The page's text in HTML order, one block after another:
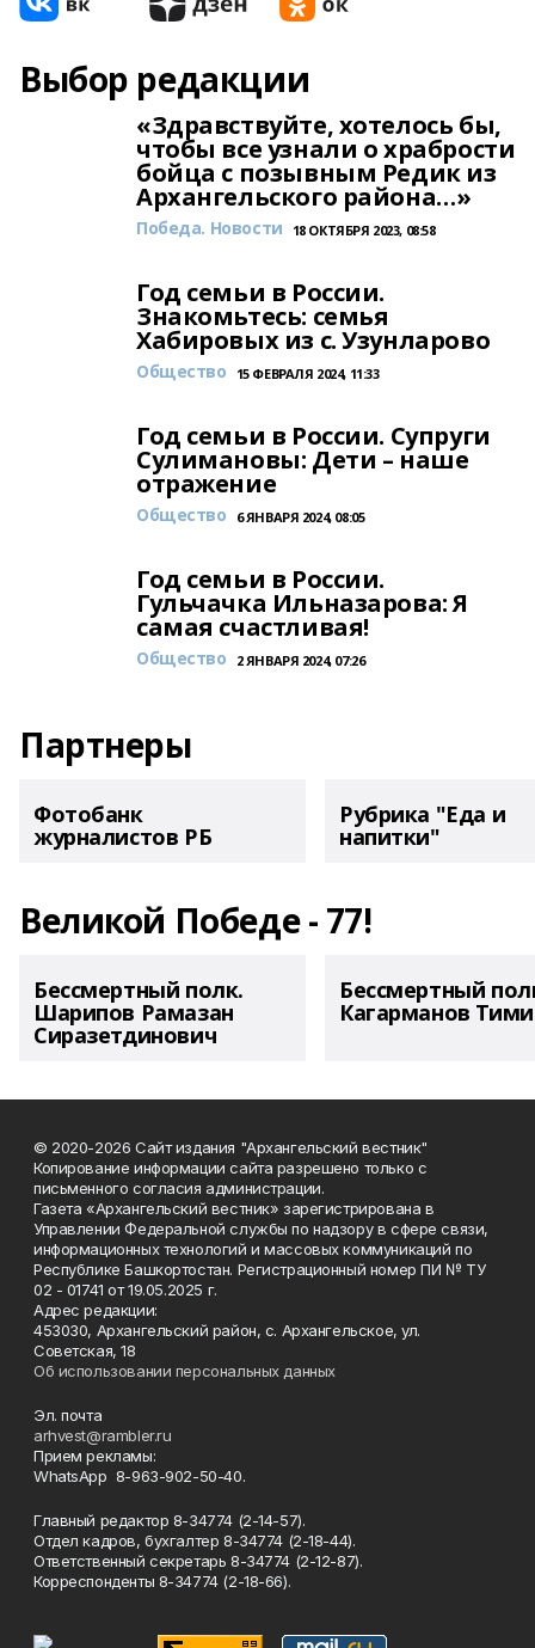
Выбор редакции
«Здравствуйте, хотелось бы,
чтобы все узнали о храбрости
бойца с позывным Редик из
Архангельского района…»
Победа. Новости 18 ОКТЯБРЯ 2023, 08:58
Год семьи в России.
Знакомьтесь: семья
Хабировых из с. Узунларово
Общество 15 ФЕВРАЛЯ 2024, 11:33
Год семьи в России. Супруги
Сулимановы: Дети – наше
отражение
Общество 6 ЯНВАРЯ 2024, 08:05
Год семьи в России.
Гульчачка Ильназарова: Я
самая счастливая!
Общество 2 ЯНВАРЯ 2024, 07:26
Партнеры
Фотобанк
журналистов РБ
Рубрика "Еда и
напитки"
Великой Победе - 77!
Бессмертный полк.
Шарипов Рамазан
Сиразетдинович
Бессмертный
Кагарманов
© 2020-2026 Сайт издания "Архангельский вестник"
Копирование информации сайта разрешено только с
письменного согласия администрации.
Газета «Архангельский вестник» зарегистрирована в
Управлении Федеральной службы по надзору в сфере связи,
информационных технологий и массовых коммуникаций по
Республике Башкортостан. Регистрационный номер ПИ № ТУ
02 - 01741 от 19.05.2025 г.
Адрес редакции:
453030, Архангельский район, с. Архангельское, ул.
Советская, 18
Об использовании персональных данных
Эл. почта
arhvest@rambler.ru
Прием рекламы:
WhatsApp 8-963-902-50-40.
Главный редактор 8-34774 (2-14-57).
Отдел кадров, бухгалтер 8-34774 (2-18-44).
Ответственный секретарь 8-34774 (2-12-87).
Корреспонденты 8-34774 (2-18-66).